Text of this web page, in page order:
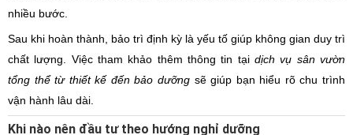
nhiều bước.
Sau khi hoàn thành, bảo trì định kỳ là yếu tố giúp không gian duy trì
chất lượng. Việc tham khảo thêm thông tin tại dịch vụ sân vườn
tổng thể từ thiết kế đến bảo dưỡng sẽ giúp bạn hiểu rõ chu trình
vận hành lâu dài.
Khi nào nên đầu tư theo hướng nghỉ dưỡng